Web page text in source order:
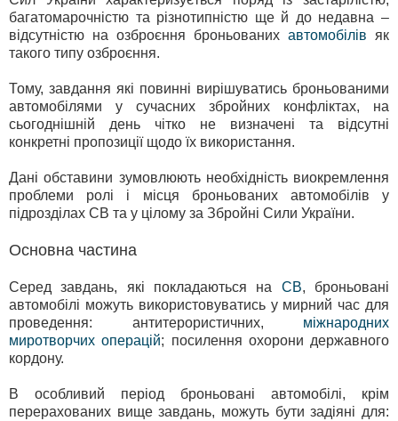
багатомарочністю та різнотипністю ще й до недавна –
відсутністю на озброєння броньованих автомобілів як
такого типу озброєння.
Тому, завдання які повинні вирішуватись броньованими
автомобілями у сучасних збройних конфліктах, на
сьогоднішній день чітко не визначені та відсутні
конкретні пропозиції щодо їх використання.
Дані обставини зумовлюють необхідність виокремлення
проблеми ролі і місця броньованих автомобілів у
підрозділах СВ та у цілому за Збройні Сили України.
Основна частина
Серед завдань, які покладаються на СВ, броньовані
автомобілі можуть використовуватись у мирний час для
проведення: антитерористичних, міжнародних
миротворчих операцій; посилення охорони державного
кордону.
В особливий період броньовані автомобілі, крім
перерахованих вище завдань, можуть бути задіяні для: